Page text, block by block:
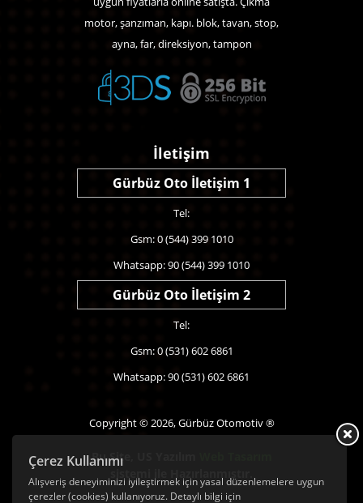
Çerez Kullanımı
Alışveriş deneyiminizi iyileştirmek için yasal düzenlemelere uygun
çerezler (cookies) kullanıyoruz. Detaylı bilgi için
motor, şanzıman, kapı. blok, tavan, stop,
ayna, far, direksiyon, tampon
İletişim
Gürbüz Oto İletişim 1
Tel:
Gsm: 0 (544) 399 1010
Whatsapp: 90 (544) 399 1010
Gürbüz Oto İletişim 2
Tel:
Gsm: 0 (531) 602 6861
Whatsapp: 90 (531) 602 6861
Copyright © 2026, Gürbüz Otomotiv ®
Bu Site,